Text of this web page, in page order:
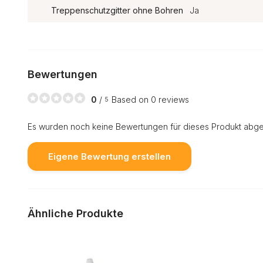
Treppenschutzgitter ohne Bohren Ja
Bewertungen
0 / 5 Based on 0 reviews
Es wurden noch keine Bewertungen für dieses Produkt
Eigene Bewertung erstellen
Ähnliche Produkte